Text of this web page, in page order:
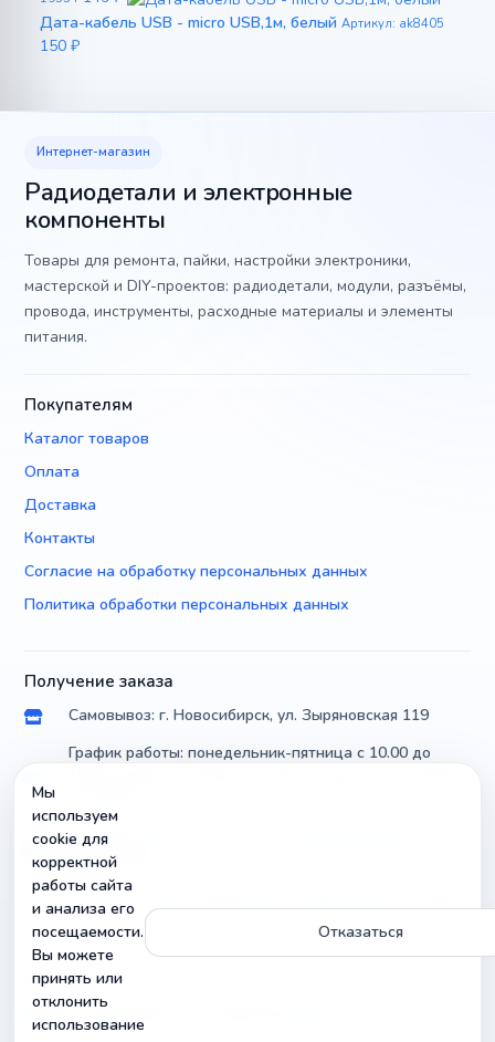
Дата-кабель USB - micro USB,1м, белый Артикул: ak8405
150 ₽
Интернет-магазин
Радиодетали и электронные
компоненты
Товары для ремонта, пайки, настройки электроники,
мастерской и DIY-проектов: радиодетали, модули, разъёмы,
провода, инструменты, расходные материалы и элементы
питания.
Покупателям
Каталог товаров
Оплата
Доставка
Контакты
Согласие на обработку персональных данных
Политика обработки персональных данных
Получение заказа
Самовывоз: г. Новосибирск, ул. Зыряновская 119
График работы: понедельник-пятница с 10.00 до
Доставка по России почтой и транспортными
компаниями
Можно уточнить параметры и совместимость товара
Контакты
г. Новосибирск, ул. Зыряновская 119
Мы
используем
cookie для
корректной
работы сайта
и анализа его
посещаемости.
Вы можете
принять или
отклонить
использование
Отказаться